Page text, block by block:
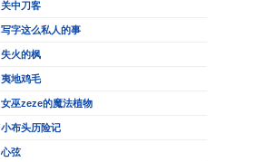
关中刀客
写字这么私人的事
失火的枫
夷地鸡毛
女巫zeze的魔法植物
小布头历险记
心弦